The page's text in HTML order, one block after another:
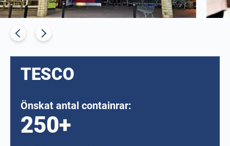
TESCO
Önskat antal containrar:
250+